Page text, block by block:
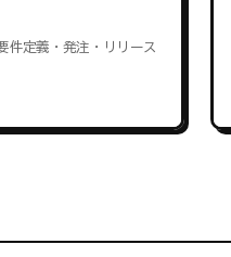
件定義・発注・リリース